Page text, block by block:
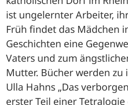
ist ungelernter Arbeiter,
Früh findet das Mädchen
Geschichten eine
Vaters und zum
Mutter. Bücher werden zu
Ulla Hahns „Das
erster Teil einer